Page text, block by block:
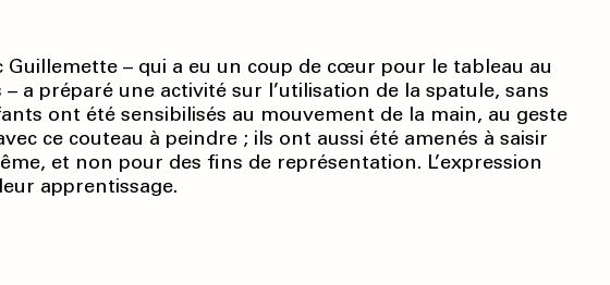
Guillemette – qui a eu un coup de cœur pour le tableau au
a préparé une activité sur l’utilisation de la spatule, sans
ont été sensibilisés au mouvement de la main, au geste
ce couteau à peindre ; ils ont aussi été amenés à saisir
et non pour des fins de représentation. L’expression
apprentissage.